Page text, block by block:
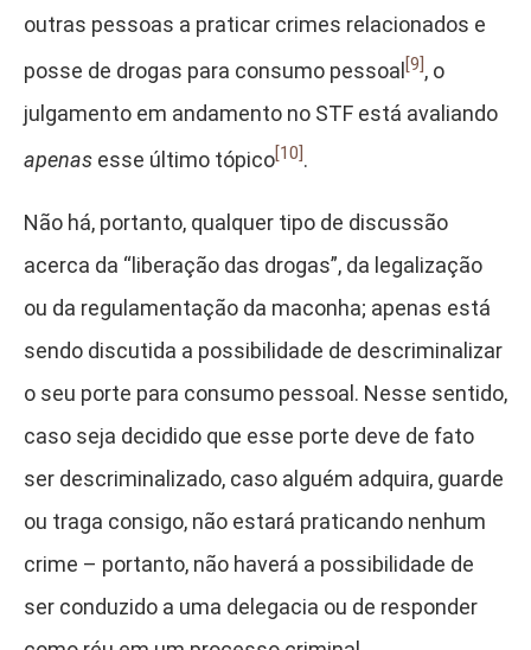
outras pessoas a praticar crimes relacionados e
posse de drogas para consumo pessoal [9], o
julgamento em andamento no STF está avaliando
apenas esse último tópico[10].
Não há, portanto, qualquer tipo de discussão
acerca da “liberação das drogas”, da legalização
ou da regulamentação da maconha; apenas está
sendo discutida a possibilidade de descriminalizar
o seu porte para consumo pessoal. Nesse sentido,
caso seja decidido que esse porte deve de fato
ser descriminalizado, caso alguém adquira, guarde
ou traga consigo, não estará praticando nenhum
crime – portanto, não haverá a possibilidade de
ser conduzido a uma delegacia ou de responder